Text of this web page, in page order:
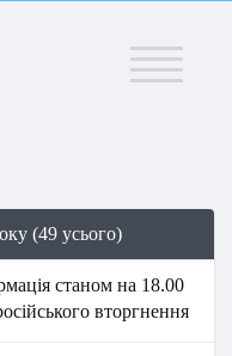
Меню
(49 усього)
станом на 18.00
вторгнення